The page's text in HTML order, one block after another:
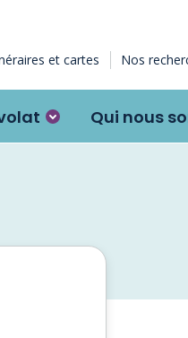
et cartes Nos
Qui nous